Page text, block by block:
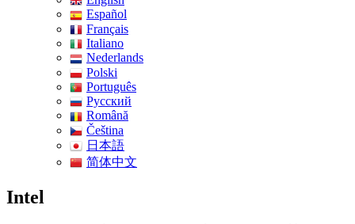
Español
Français
Italiano
Nederlands
Polski
Português
Pусский
Română
Čeština
日本語
简体中文
Intel